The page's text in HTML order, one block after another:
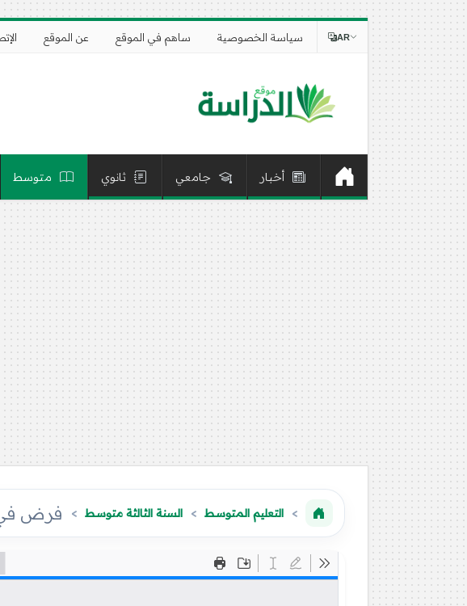
سياسة الخصوصية ساهم في الموقع عن الموقع AR
أخبار جامعي ثانوي متوسط
التعليم المتوسط السنة الثالثة متوسط فرض في